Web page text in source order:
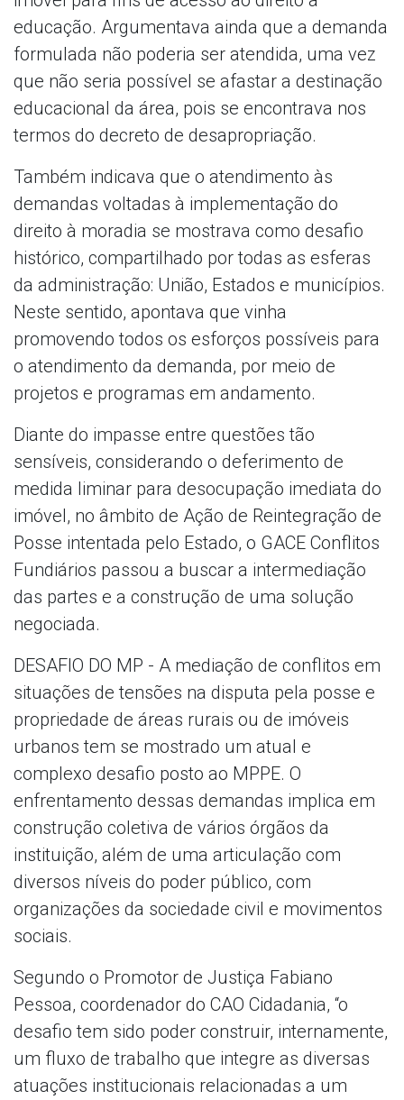
educação. Argumentava ainda que a demanda
formulada não poderia ser atendida, uma vez
que não seria possível se afastar a destinação
educacional da área, pois se encontrava nos
termos do decreto de desapropriação.
Também indicava que o atendimento às
demandas voltadas à implementação do
direito à moradia se mostrava como desafio
histórico, compartilhado por todas as esferas
da administração: União, Estados e municípios.
Neste sentido, apontava que vinha
promovendo todos os esforços possíveis para
o atendimento da demanda, por meio de
projetos e programas em andamento.
Diante do impasse entre questões tão
sensíveis, considerando o deferimento de
medida liminar para desocupação imediata do
imóvel, no âmbito de Ação de Reintegração de
Posse intentada pelo Estado, o GACE Conflitos
Fundiários passou a buscar a intermediação
das partes e a construção de uma solução
negociada.
DESAFIO DO MP - A mediação de conflitos em
situações de tensões na disputa pela posse e
propriedade de áreas rurais ou de imóveis
urbanos tem se mostrado um atual e
complexo desafio posto ao MPPE. O
enfrentamento dessas demandas implica em
construção coletiva de vários órgãos da
instituição, além de uma articulação com
diversos níveis do poder público, com
organizações da sociedade civil e movimentos
sociais.
Segundo o Promotor de Justiça Fabiano
Pessoa, coordenador do CAO Cidadania, “o
desafio tem sido poder construir, internamente,
um fluxo de trabalho que integre as diversas
atuações institucionais relacionadas a um